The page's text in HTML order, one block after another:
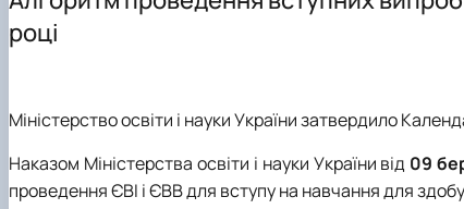
Здобутки кафедри менеджменту ім. проф. Й.С.
Підготовка аспірантів
Наукові видання
Скринька довіри
році
Міністерство освіти і науки України затвердило
Наказом Міністерства освіти і науки України від 09
проведення ЄВІ і ЄВВ для вступу на навчання для